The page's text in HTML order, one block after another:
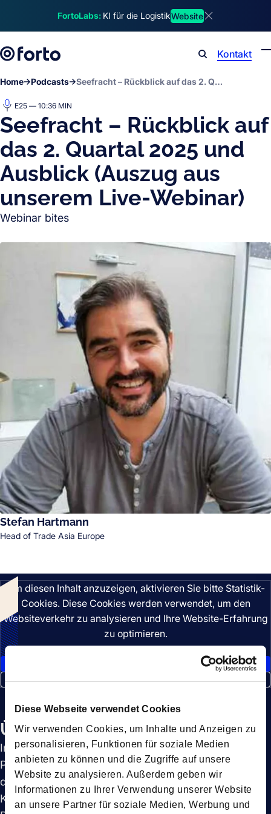
Diese Webseite verwendet Cookies
Wir verwenden Cookies, um Inhalte und Anzeigen zu
personalisieren, Funktionen für soziale Medien
anbieten zu können und die Zugriffe auf unsere
Website zu analysieren. Außerdem geben wir
Informationen zu Ihrer Verwendung unserer Website
an unsere Partner für soziale Medien, Werbung und
FortoLabs: KI für die LogistikWebsite
Kontakt
Home Podcasts Seefracht – Rückblick auf das 2. Quartal 2025 und Ausblick (Auszug aus unserem Live-Webinar)
E25 — 10:36 MIN
Seefracht – Rückblick auf
das 2. Quartal 2025 und
Ausblick (Auszug aus
unserem Live-Webinar)
Webinar bites
Stefan Hartmann
Head of Trade Asia Europe
Um diesen Inhalt anzuzeigen, aktivieren Sie bitte Statistik-
Cookies. Diese Cookies werden verwendet, um den
Websiteverkehr zu analysieren und Ihre Website-Erfahrung
zu optimieren.
Statistik Cookies akzeptieren
Cookie-Einstellungen anzeigen
Über diese Episode
In diesem Ausschnitt aus Fortos Webinar „Logistics
Pulse“ für das zweite Quartal 2025 tauchen wir tief in
die Seefracht ein. Erfahren Sie mehr über
Kapazitätserweiterungen, den Preisdruck auf den